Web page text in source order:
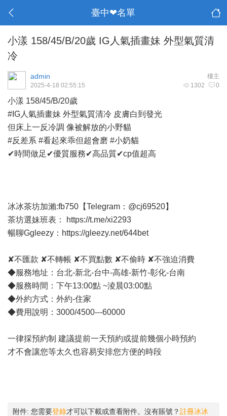
臺中❤名單
小漾 158/45/B/20歲 IG人氣插畫妹 外型氣質清
冷
樓主
admin
1302 0
2025-4-18 02:55:15
小漾 158/45/B/20歲
#IG人氣插畫妹 外型氣質清冷 皮膚白到發光
但床上一反冷調 像被解放的小野貓
#反差系 #看起來乖但超會磨 #小奶貓
✔時間做足✔優質服務✔高品質✔cp值超高
冰冰茶坊加瀨:fb750【Telegram：@cj69520】
茶坊選妹班表：
https://t.me/xi2293
暢聊Ggleezy： https://gleezy.net/644bet
✘不匯款 ✘不轉帳 ✘不買點數 ✘不偷時 ✘不強迫消費
◆服務地址：台北-新北-台中-高雄-新竹-彰化-台南
◆服務時間：下午13:00點 ~淩晨03:00點
◆外約方式：外約-住家
◆費用說明：3000/4500---60000
一律採預約制 建議提前一天預約或提前幾個小時預約
才不會讓您等太久也容易安排您方便的時段
附件: 您需要登錄才可以下載或查看附件。沒有賬號？註冊冰冰